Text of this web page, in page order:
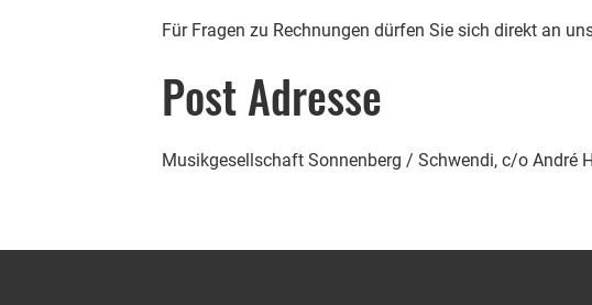
Für Fragen zu Rechnungen dürfen Sie sich direkt an
Post Adresse
Musikgesellschaft Sonnenberg / Schwendi, c/o André